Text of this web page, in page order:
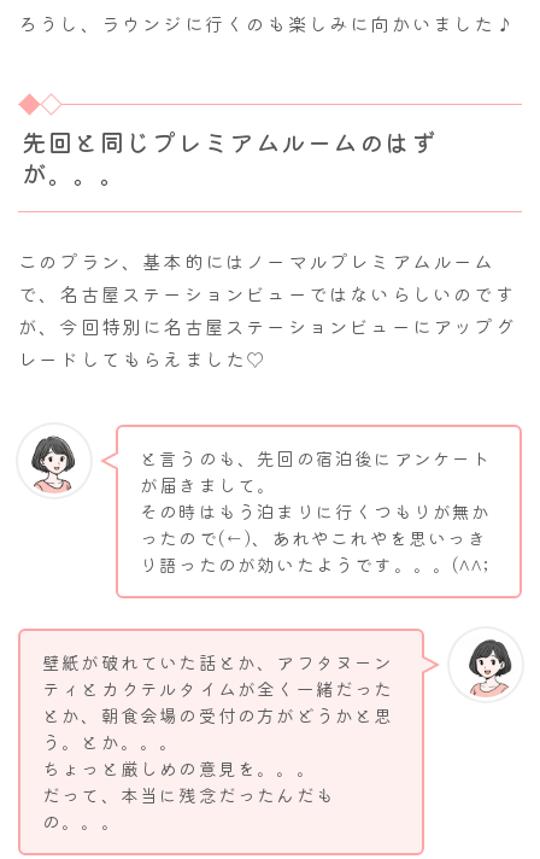
ろうし、ラウンジに行くのも楽しみに向かいました♪
先回と同じプレミアムルームのはず
が。。。
このプラン、基本的にはノーマルプレミアムルーム
で、名古屋ステーションビューではないらしいのです
が、今回特別に名古屋ステーションビューにアップグ
レードしてもらえました♡
と言うのも、先回の宿泊後にアンケート
が届きまして。
その時はもう泊まりに行くつもりが無か
ったので(←)、あれやこれやを思いっき
り語ったのが効いたようです。。。(^^;
壁紙が破れていた話とか、アフタヌーン
ティとカクテルタイムが全く一緒だった
とか、朝食会場の受付の方がどうかと思
う。とか。。。
ちょっと厳しめの意見を。。。
だって、本当に残念だったんだも
の。。。